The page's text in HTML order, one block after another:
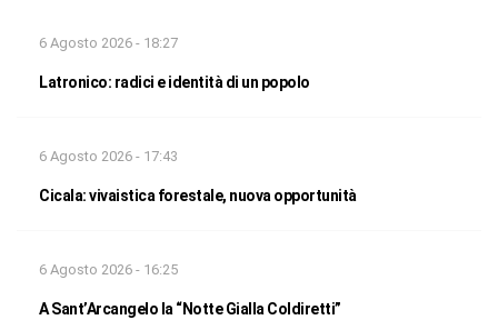
6 Agosto 2026 - 18:27
Latronico: radici e identità di un popolo
6 Agosto 2026 - 17:43
Cicala: vivaistica forestale, nuova opportunità
6 Agosto 2026 - 16:25
A Sant’Arcangelo la “Notte Gialla Coldiretti”